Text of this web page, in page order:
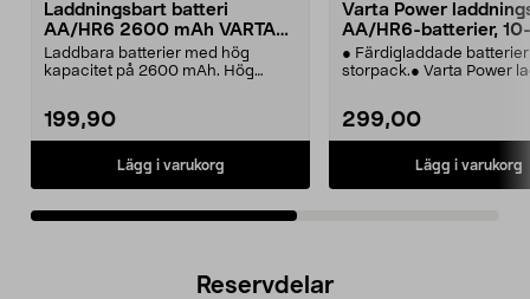
Laddningsbart batteri
AA/HR6 2600 mAh VARTA
Power
Laddbara batterier med hög
kapacitet på 2600 mAh. Hög
199,90
Lägg i varukorg
Varta Power
AA/HR6-batterier,
● Färdigladdade
storpack.● Varta Power
299,00
Lägg i varukorg
Reservdelar